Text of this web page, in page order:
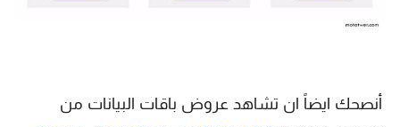
أنصحك ايضاً ان تشاهد عروض باقات البيانات من